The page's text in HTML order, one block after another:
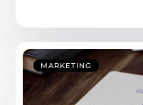
MARKETING